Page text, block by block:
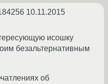
10.11.2015
исошку
безальтернативным
об